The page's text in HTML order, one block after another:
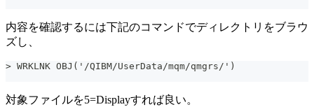
内容を確認するには下記のコマンドでディレクトリをブラウ
ズし、
> WRKLNK OBJ('/QIBM/UserData/mqm/qmgrs/')
対象ファイルを5=Displayすれば良い。